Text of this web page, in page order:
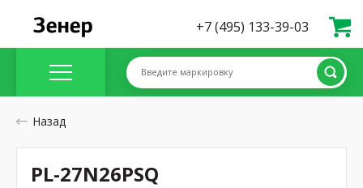
+7 (495) 133-39-03
Введите маркировку
Назад
PL-27N26PSQ